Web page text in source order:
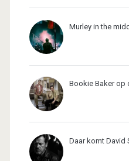
Murley in the
Bookie Baker op
Daar komt David